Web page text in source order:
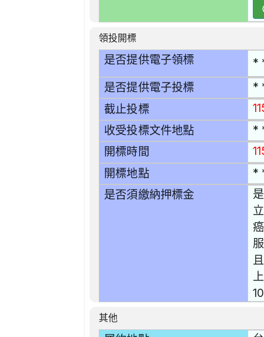
領投開標
是否提供電子領標 *
是否提供電子投標 *
截止投標
收受投標文件地點 *
開標時間
開標地點 *
是否須繳納押標金
其他